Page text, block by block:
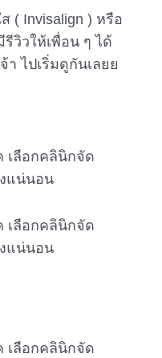
( Invisalign ) หรือ
วิวให้เพื่อน ๆ ได้
า ไปเริ่มดูกันเลยย